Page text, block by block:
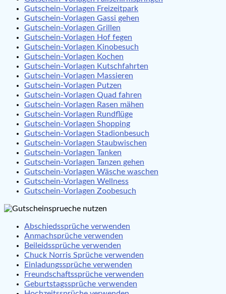
Gutschein-Vorlagen Freizeitpark
Gutschein-Vorlagen Gassi gehen
Gutschein-Vorlagen Grillen
Gutschein-Vorlagen Hof fegen
Gutschein-Vorlagen Kinobesuch
Gutschein-Vorlagen Kochen
Gutschein-Vorlagen Kutschfahrten
Gutschein-Vorlagen Massieren
Gutschein-Vorlagen Putzen
Gutschein-Vorlagen Quad fahren
Gutschein-Vorlagen Rasen mähen
Gutschein-Vorlagen Rundflüge
Gutschein-Vorlagen Shopping
Gutschein-Vorlagen Stadionbesuch
Gutschein-Vorlagen Staubwischen
Gutschein-Vorlagen Tanken
Gutschein-Vorlagen Tanzen gehen
Gutschein-Vorlagen Wäsche waschen
Gutschein-Vorlagen Wellness
Gutschein-Vorlagen Zoobesuch
Abschiedssprüche verwenden
Anmachsprüche verwenden
Beileidssprüche verwenden
Chuck Norris Sprüche verwenden
Einladungssprüche verwenden
Freundschaftssprüche verwenden
Geburtstagssprüche verwenden